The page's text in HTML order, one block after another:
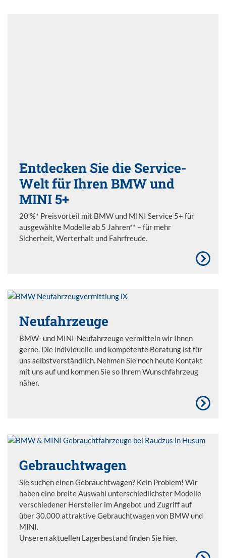
Entdecken Sie die Service-
Welt für Ihren BMW und
MINI 5+
20 %* Preisvorteil mit BMW und MINI Service 5+ für
ausgewählte Modelle ab 5 Jahren** – für mehr
Sicherheit, Werterhalt und Fahrfreude.
Neufahrzeuge
BMW- und MINI-Neufahrzeuge vermitteln wir Ihnen
gerne. Die individuelle und kompetente Beratung ist für
uns selbstverständlich. Nehmen Sie noch heute Kontakt
mit uns auf und kommen Sie so Ihrem Wunschfahrzeug
näher.
Gebrauchtwagen
Sie suchen einen Gebrauchtwagen? Kein Problem! Wir
haben eine breite Auswahl unterschiedlichster Modelle
verschiedener Hersteller im Angebot und Zugriff auf
über 30.000 attraktive Gebrauchtwagen von BMW und
MINI.
Unseren aktuellen Lagerbestand finden Sie hier.